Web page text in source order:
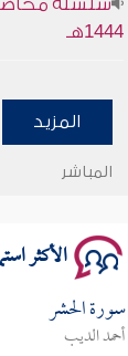
1444هـ
وأمنهم من
المزيد
المباشر
الأكثر
سورة الحشر
أحمد الديب